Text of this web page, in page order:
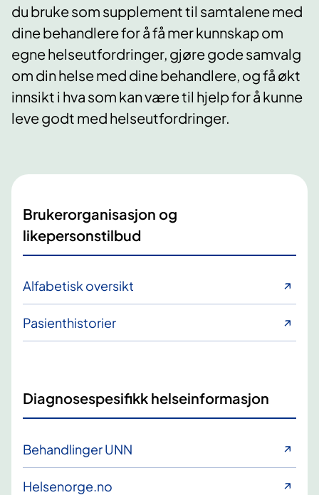
du bruke som supplement til samtalene med
dine behandlere for å få mer kunnskap om
egne helseutfordringer, gjøre gode samvalg
om din helse med dine behandlere, og få økt
innsikt i hva som kan være til hjelp for å kunne
leve godt med helseutfordringer.
Brukerorganisasjon og
likepersonstilbud
Alfabetisk oversikt
Pasienthistorier
Diagnosespesifikk helseinformasjon
Behandlinger UNN
Helsenorge.no